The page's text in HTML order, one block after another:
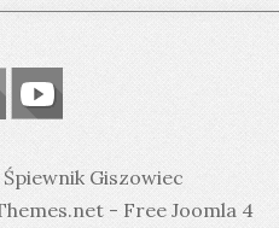
Giszowiec
- Free Joomla 4